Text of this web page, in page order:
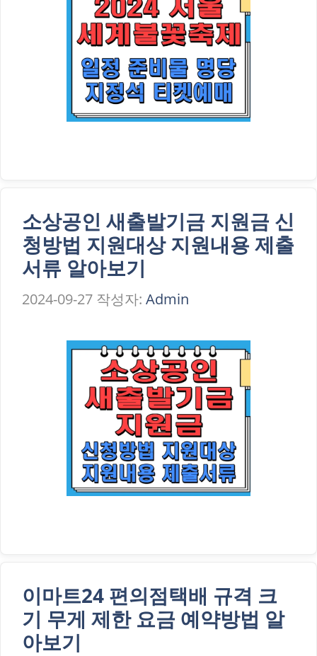
소상공인 새출발기금 지원금 신
청방법 지원대상 지원내용 제출
서류 알아보기
2024-09-27 작성자: Admin
이마트24 편의점택배 규격 크
기 무게 제한 요금 예약방법 알
아보기